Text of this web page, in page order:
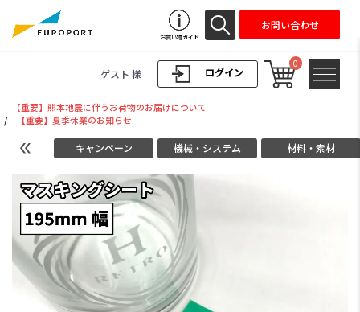
ログイン
ゲスト 様
0
お買い物ガイド
お問い合わせ
【重要】熊本地震に伴うお荷物のお届けについて
/
【重要】夏季休業のお知らせ
キャンペーン 機械・システム 材料・素材